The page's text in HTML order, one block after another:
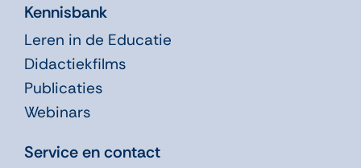
Kennisbank
Leren in de Educatie
Didactiekfilms
Publicaties
Webinars
Service en contact